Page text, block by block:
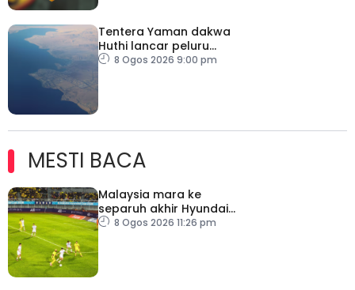
Tentera Yaman dakwa
Huthi lancar peluru
berpandu ke arah Laut
8 Ogos 2026 9:00 pm
MESTI BACA
Malaysia mara ke
separuh akhir Hyundai
ASEAN Cup
8 Ogos 2026 11:26 pm